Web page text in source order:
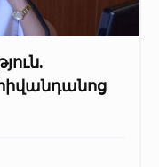
հիվանդանոց